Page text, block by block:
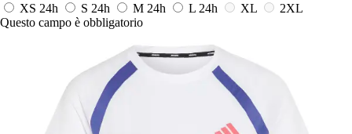
XS 24h S 24h M 24h L 24h XL
2XL
Questo campo è obbligatorio